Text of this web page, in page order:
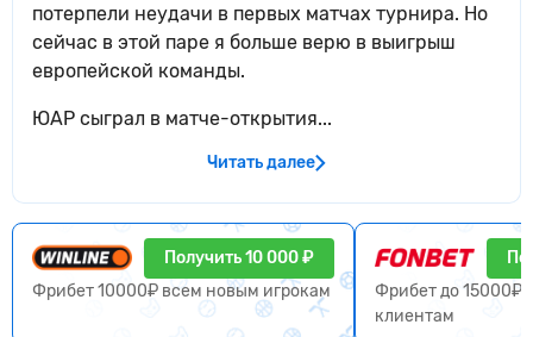
потерпели неудачи в первых матчах турнира. Но
сейчас в этой паре я больше верю в выигрыш
европейской команды.
ЮАР сыграл в матче-открытия...
Читать далее
Получить 10 000 ₽
Фрибет 10000₽ всем новым игрокам
Фрибет до 15000₽
клиентам